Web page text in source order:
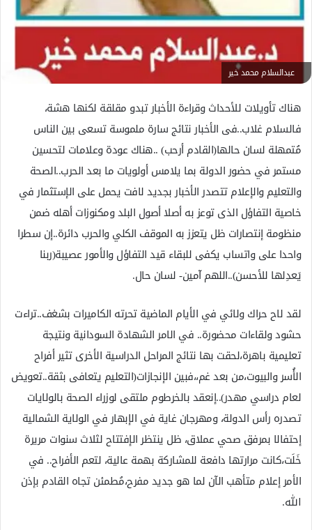
عبدالسلام محمد خير
هناك تأويلات للأحداث وقراءة الأخبار تبدو مقلقة لكنها هشة،
فالسلام غلاب..فى الأخبار نتائج سارة ملموسة تسعى بين الناس
مُتمهلة لسان حالها(القادم أرحب) ..هناك عودة وعلامات لتحسين
مستمر في حضور الدولة بما يلامس أولويات ما بعد الحرب..الصحة
والتعليم والإعلام تتصدر الأخبار بجديد لافت يحمل على الإستثمار في
خاصية التفاؤل الذى توعز به أصلا أصول البلد ومكنوزات أهله ضمن
منظومة إنتصارات ظل يتعزز به الموقف الكلي والحرب دائرة..إن سطرا
واحدا على واتساب يكفى للبقاء قيد التفاؤل والأمور عصيبة(ربنا
يَعدِلها للأحسن)..اللهم آمين- لسان حال.
لقد لاح حراك ولائي في الأيام الماضية تحرته الكاميرات بشغف..تراءت
حشود ولقاءات محضورة.. في الامر الشهادة السودانية ونتيجة
تعليمية باهرة،لحقت بها نتائج المراحل الدراسية الأخرى تثير أفراح
الأُسر والبيوت،من بعد غم،،فبين الإنجازات(التعليم يتعافى بثقة..تعويض
لعام دراسي مهدر)..إنعقد بالخرطوم ملتقى لوزراء الصحة بالولايات
تصدره رأس الدولة، ومهرجان غاية في الإبهار في الولاية الشمالية
إحتفالا بمرفق صحي عملاق، ظل ينتظر الإفتتاح لثلاث سنوات مريرة
خَلَت،كانت مرارتها دافعة للمشاركة بهمة عالية، لتعم الأفراح.. في
الأمر إعلام متأهب الآن لما هو جديد مفرح،مُطمئن تجاه القادم بإذن
الله.